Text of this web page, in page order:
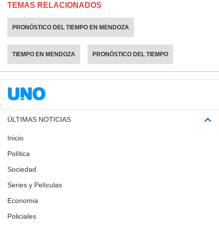
TEMAS RELACIONADOS
PRONÓSTICO DEL TIEMPO EN MENDOZA
TIEMPO EN MENDOZA PRONÓSTICO DEL TIEMPO
ÚLTIMAS NOTICIAS
Inicio
Política
Sociedad
Series y Películas
Economia
Policiales